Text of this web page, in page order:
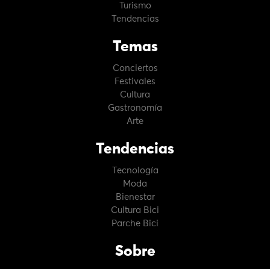
Turismo
Tendencias
Temas
Conciertos
Festivales
Cultura
Gastronomía
Arte
Tendencias
Tecnología
Moda
Bienestar
Cultura Bici
Parche Bici
Sobre